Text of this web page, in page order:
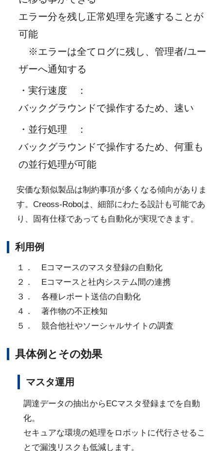
エラー分を残し正常処理を完遂することが
可能
※エラーは全てログに残し、管理者/ユー
ザーへ通知する
・実行速度
：
バックグラウンドで操作するため、速い
・並行処理
：
バックグラウンドで操作するため、何重も
の並行処理が可能
安価な類似製品は制約事項が多くなる傾向がありま
す。Creoss-Roboは、細部にわたる設計も可能であ
り、固有仕様であっても自動化が実現できます。
利用例
１． Eコマースのマスタ登録の自動化
２． Eコマースと社内システム間の連携
３． 各種レポート送信の自動化
４． 著作物の不正検知
５． 競合他社やソーシャルサイトの調査
具体例とその効果
マスタ運用
調達データの抽出からECマスタ登録までを自動
化。
セキュアな環境の処理をロボットに代行させるこ
とで漏洩リスクも低減します。